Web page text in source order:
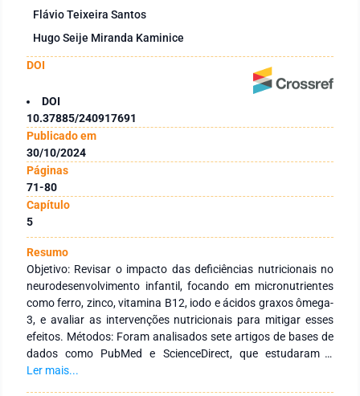
Flávio Teixeira Santos
Hugo Seije Miranda Kaminice
DOI
DOI
10.37885/240917691
Publicado em
30/10/2024
Páginas
71-80
Capítulo
5
Resumo
Objetivo: Revisar o impacto das deficiências nutricionais no
neurodesenvolvimento infantil, focando em micronutrientes
como ferro, zinco, vitamina B12, iodo e ácidos graxos ômega-
3, e avaliar as intervenções nutricionais para mitigar esses
efeitos. Métodos: Foram analisados sete artigos de bases de
dados como PubMed e ScienceDirect, que estudaram o
impacto de deficiências nutricionais em crianças de 0 a 5
Ler mais...